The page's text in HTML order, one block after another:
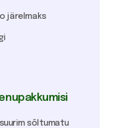
järelmaks
sõltumatu